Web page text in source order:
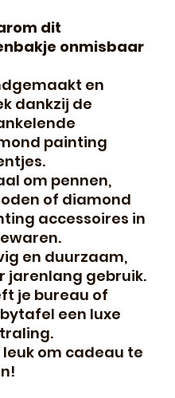
dit
onmisbaar
en
dankzij de
painting
om pennen,
of diamond
accessoires in
en duurzaam,
jarenlang gebruik.
je bureau of
een luxe
leuk om cadeau te